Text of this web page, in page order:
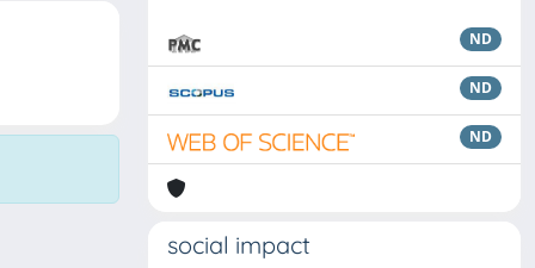
ND
ND
ND
social impact